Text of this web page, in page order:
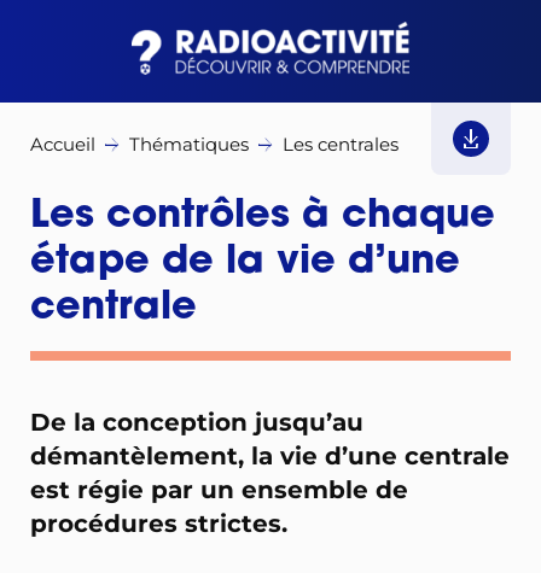
Accueil Thématiques Les centrales sont-elles
Les contrôles à chaque
étape de la vie d’une
centrale
De la conception jusqu’au
démantèlement, la vie d’une centrale
est régie par un ensemble de
procédures strictes.